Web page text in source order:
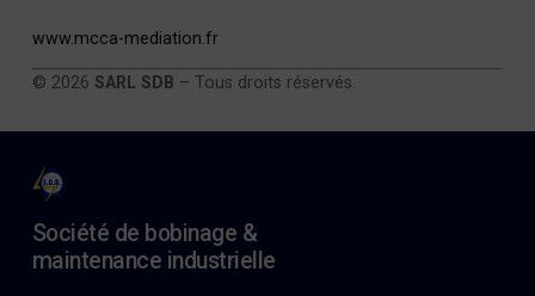
www.mcca-mediation.fr
© 2026 SARL SDB – Tous droits réservés.
Société de bobinage &
maintenance industrielle